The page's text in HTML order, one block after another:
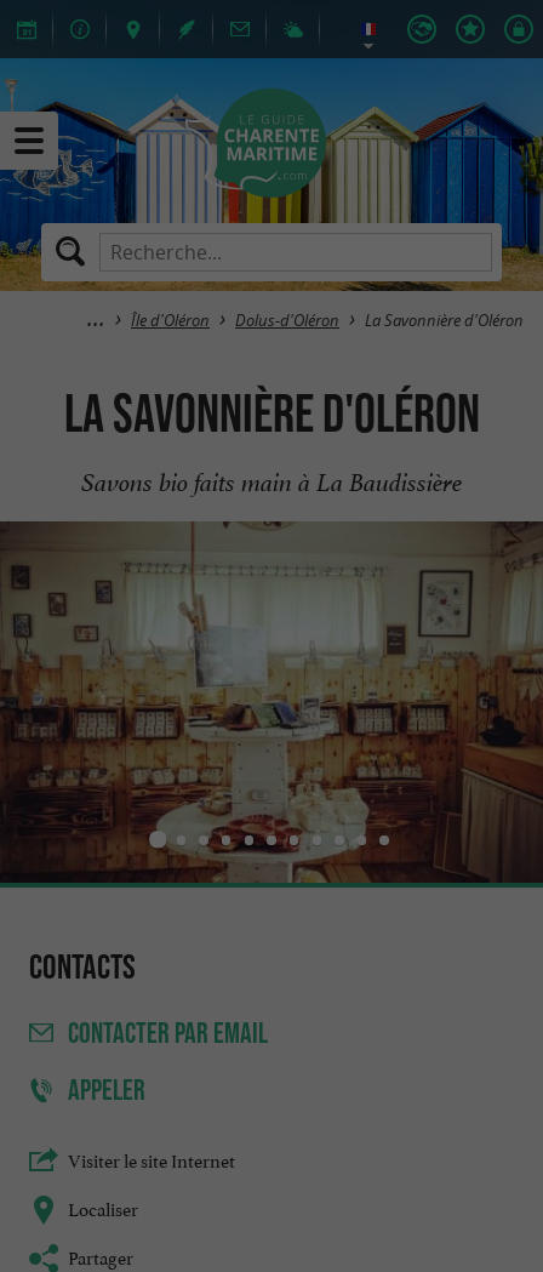
Île d'Oléron Dolus-d'Oléron La Savonnière d'Oléron
La Savonnière d'Oléron
Savons bio faits main à La Baudissière
Contacts
CONTACTER PAR EMAIL
APPELER
Visiter le site Internet
Localiser
Partager